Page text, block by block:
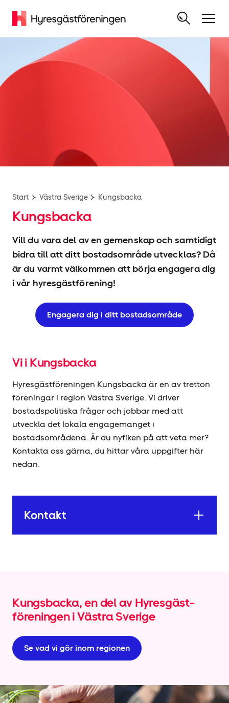
Start Västra Sverige Kungsbacka
Kungsbacka
Vill du vara del av en gemenskap och samtidigt
bidra till att ditt bostadsområde utvecklas? Då
är du varmt välkommen att börja engagera dig
i vår hyresgäst­förening!
Engagera dig i ditt bostadsområde
Vi i Kungsbacka
Hyresgäst­föreningen Kungsbacka är en av tretton
föreningar i region Västra Sverige. Vi driver
bostadspolitiska frågor och jobbar med att
utveckla det lokala engagemanget i
bostadsområdena. Är du nyfiken på att veta mer?
Kontakta oss gärna, du hittar våra uppgifter här
nedan.
Kontakt
Kungsbacka, en del av Hyresgäst­
föreningen i Västra Sverige
Se vad vi gör inom regionen